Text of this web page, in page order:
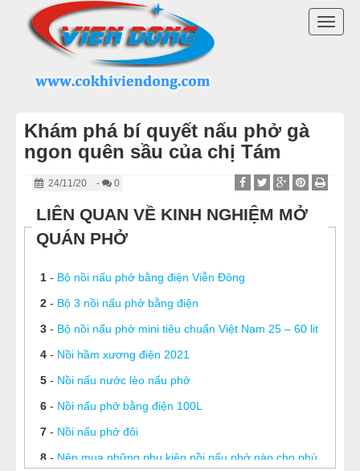
Khám phá bí quyết nấu phở gà
ngon quên sầu của chị Tám
24/11/20 - 0
LIÊN QUAN VỀ KINH NGHIỆM MỞ
QUÁN PHỞ
1- Bộ nồi nấu phở bằng điện Viễn Đông
2- Bộ 3 nồi nấu phở bằng điện
3- Bộ nồi nấu phở mini tiêu chuẩn Việt Nam 25 – 60 lit
4- Nồi hầm xương điện 2021
5- Nồi nấu nước lèo nấu phở
6- Nồi nấu phở bằng điện 100L
7- Nồi nấu phở đôi
8- Nên mua những phụ kiện nồi nấu phở nào cho phù
DANH MỤC SẢN PHẨM
NỒI NẤU PHỞ 2026
NỒI NẤU NƯỚC LÈO
NỒI NINH XƯƠNG NẤU PHỞ
BỘ NỒI NẤU PHỞ
LINH KIỆN NỒI NẤU PHỞ
NỒI NẤU PHỞ TRUNG QUỐC
THIẾT BỊ NHÀ BẾP